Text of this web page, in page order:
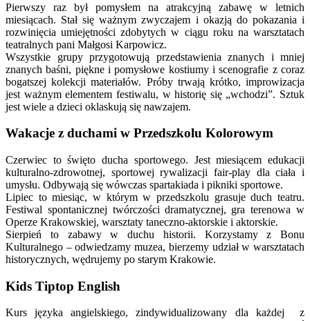
Pierwszy raz był pomysłem na atrakcyjną zabawę w letnich
miesiącach. Stał się ważnym zwyczajem i okazją do pokazania i
rozwinięcia umiejętności zdobytych w ciągu roku na warsztatach
teatralnych pani Małgosi Karpowicz.
Wszystkie grupy przygotowują przedstawienia znanych i mniej
znanych baśni, piękne i pomysłowe kostiumy i scenografie z coraz
bogatszej kolekcji materiałów. Próby trwają krótko, improwizacja
jest ważnym elementem festiwalu, w historię się „wchodzi”. Sztuk
jest wiele a dzieci oklaskują się nawzajem.
Wakacje z duchami w Przedszkolu Kolorowym
Czerwiec to święto ducha sportowego. Jest miesiącem edukacji
kulturalno-zdrowotnej, sportowej rywalizacji fair-play dla ciała i
umysłu. Odbywają się wówczas spartakiada i pikniki sportowe.
Lipiec to miesiąc, w którym w przedszkolu grasuje duch teatru.
Festiwal spontanicznej twórczości dramatycznej, gra terenowa w
Operze Krakowskiej, warsztaty taneczno-aktorskie i aktorskie.
Sierpień to zabawy w duchu historii. Korzystamy z Bonu
Kulturalnego – odwiedzamy muzea, bierzemy udział w warsztatach
historycznych, wędrujemy po starym Krakowie.
Kids Tiptop English
Kurs języka angielskiego, zindywidualizowany dla każdej z